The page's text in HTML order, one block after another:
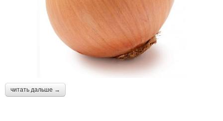
читать дальше →